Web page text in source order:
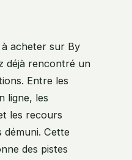
acheter sur By
déjà rencontré un
Entre les
ligne, les
les recours
démuni. Cette
des pistes